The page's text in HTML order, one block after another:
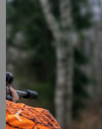
Föregående